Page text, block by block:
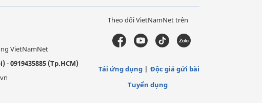
VietNamNet
-0919435885 (Tp.HCM)
Theo dõi VietNamNet trên
Tải ứng dụng
Độc giả gửi bài
Tuyển dụng